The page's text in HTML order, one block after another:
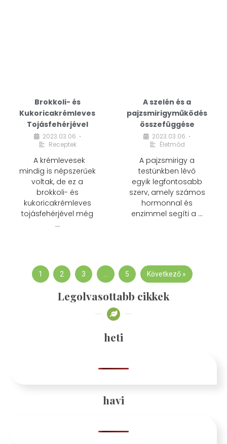
Brokkoli- és
Kukoricakrémleves
Tojásfehérjével
2023.03.06. •
Receptek
A krémlevesek
mindig is népszerűek
voltak, de ez a
brokkoli- és
kukoricakrémleves
tojásfehérjével még
…
A szelén és a
pajzsmirigyműködés
összefüggése
2023.03.06. •
Életmód
A pajzsmirigy a
testünkben lévő
egyik legfontosabb
szerv, amely számos
hormonnal és
enzimmel segíti a …
1 2 3 … 5 Következő »
Legolvasottabb cikkek
heti
havi